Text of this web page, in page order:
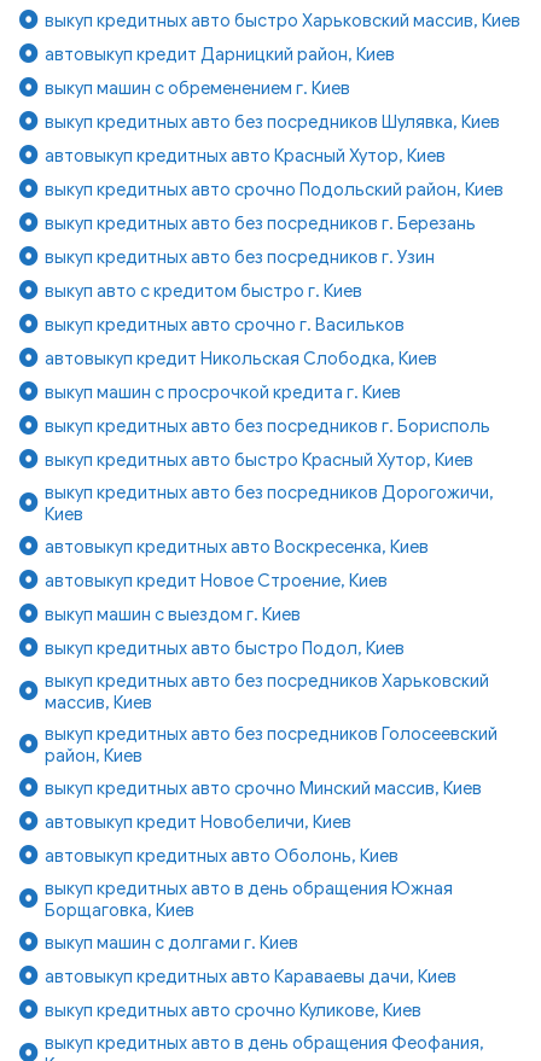
выкуп кредитных авто быстро Харьковский массив, Киев
автовыкуп кредит Дарницкий район, Киев
выкуп машин с обременением г. Киев
выкуп кредитных авто без посредников Шулявка, Киев
автовыкуп кредитных авто Красный Хутор, Киев
выкуп кредитных авто срочно Подольский район, Киев
выкуп кредитных авто без посредников г. Березань
выкуп кредитных авто без посредников г. Узин
выкуп авто с кредитом быстро г. Киев
выкуп кредитных авто срочно г. Васильков
автовыкуп кредит Никольская Слободка, Киев
выкуп машин с просрочкой кредита г. Киев
выкуп кредитных авто без посредников г. Борисполь
выкуп кредитных авто быстро Красный Хутор, Киев
выкуп кредитных авто без посредников Дорогожичи,
Киев
автовыкуп кредитных авто Воскресенка, Киев
автовыкуп кредит Новое Строение, Киев
выкуп машин с выездом г. Киев
выкуп кредитных авто быстро Подол, Киев
выкуп кредитных авто без посредников Харьковский
массив, Киев
выкуп кредитных авто без посредников Голосеевский
район, Киев
выкуп кредитных авто срочно Минский массив, Киев
автовыкуп кредит Новобеличи, Киев
автовыкуп кредитных авто Оболонь, Киев
выкуп кредитных авто в день обращения Южная
Борщаговка, Киев
выкуп машин с долгами г. Киев
автовыкуп кредитных авто Караваевы дачи, Киев
выкуп кредитных авто срочно Куликове, Киев
выкуп кредитных авто в день обращения Феофания,